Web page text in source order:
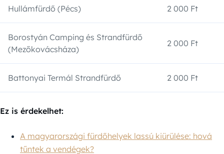
Hullámfürdő (Pécs) 2 000 Ft
Borostyán Camping és Strandfürdő
(Mezőkovácsháza)
2 000 Ft
Battonyai Termál Strandfürdő 2 000 Ft
Ez is érdekelhet:
A magyarországi fürdőhelyek lassú kiürülése: hová
tűntek a vendégek?